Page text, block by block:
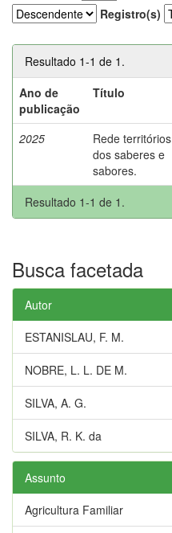
Registro(s)
Resultado 1-1 de 1.
Ano de
publicação
Título
2025
Rede territórios
dos saberes e
sabores.
Resultado 1-1 de 1.
Busca facetada
Autor
ESTANISLAU, F. M.
NOBRE, L. L. DE M.
SILVA, A. G.
SILVA, R. K. da
Assunto
Agricultura Familiar